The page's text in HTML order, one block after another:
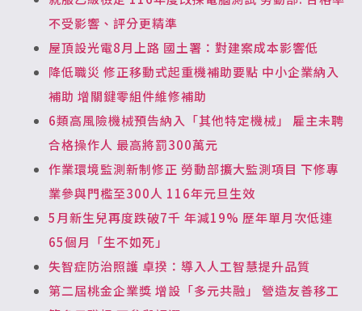
不受影響、評分更精準
屋頂設光電8月上路 國土署：對建案成本影響低
降低職災 修正移動式起重機補助要點 中小企業納入
補助 增關鍵零組件維修補助
6類高風險機械預告納入「其他特定機械」 雇主未聘
合格操作人 最高將罰300萬元
作業環境監測新制修正 勞動部擴大監測項目 下修專
業參與門檻至300人 116年元旦生效
5月新生兒再度跌破7千 年減19% 歷年單月次低連
65個月「生不如死」
失智症防治照護 卓揆：導入人工智慧提升品質
第二屆桃金企業獎 增設「多元共融」 營造友善移工